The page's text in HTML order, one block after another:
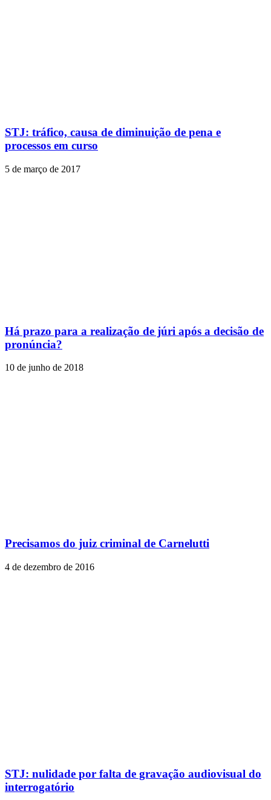
STJ: tráfico, causa de diminuição de pena e
processos em curso
5 de março de 2017
Há prazo para a realização de júri após a decisão de
pronúncia?
10 de junho de 2018
Precisamos do juiz criminal de Carnelutti
4 de dezembro de 2016
STJ: nulidade por falta de gravação audiovisual do
interrogatório